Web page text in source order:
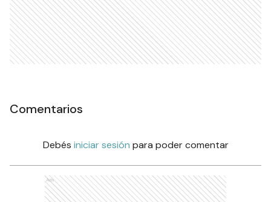
Comentarios
Debés iniciar sesión para poder comentar
Ads